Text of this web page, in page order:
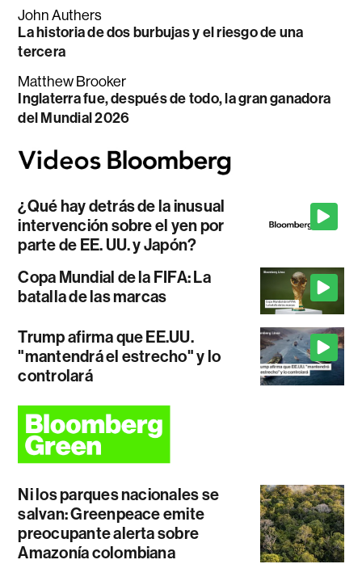
John Authers
La historia de dos burbujas y el riesgo de una
tercera
Matthew Brooker
Inglaterra fue, después de todo, la gran ganadora
del Mundial 2026
¿Qué hay detrás de la inusual
intervención sobre el yen por
parte de EE. UU. y Japón?
Copa Mundial de la FIFA: La
batalla de las marcas
Trump afirma que EE.UU.
"mantendrá el estrecho" y lo
controlará
Ni los parques nacionales se
salvan: Greenpeace emite
preocupante alerta sobre
Amazonía colombiana